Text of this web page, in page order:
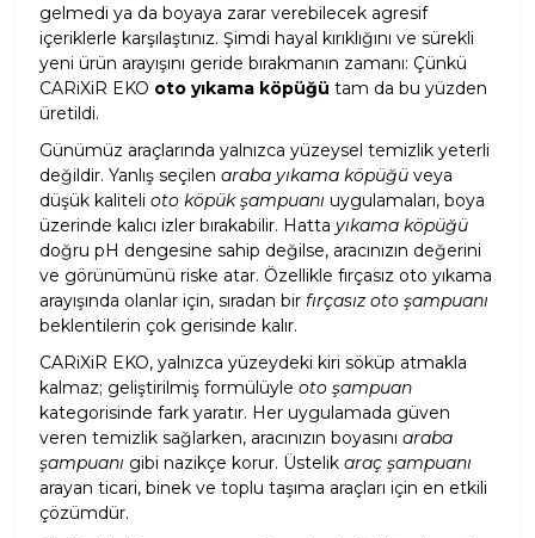
gelmedi ya da boyaya zarar verebilecek agresif
içeriklerle karşılaştınız. Şimdi hayal kırıklığını ve sürekli
yeni ürün arayışını geride bırakmanın zamanı: Çünkü
CARiXiR EKO oto yıkama köpüğü tam da bu yüzden
üretildi.
Günümüz araçlarında yalnızca yüzeysel temizlik yeterli
değildir. Yanlış seçilen araba yıkama köpüğü veya
düşük kaliteli oto köpük şampuanı uygulamaları, boya
üzerinde kalıcı izler bırakabilir. Hatta yıkama köpüğü
doğru pH dengesine sahip değilse, aracınızın değerini
ve görünümünü riske atar. Özellikle fırçasız oto yıkama
arayışında olanlar için, sıradan bir fırçasız oto şampuanı
beklentilerin çok gerisinde kalır.
CARiXiR EKO, yalnızca yüzeydeki kiri söküp atmakla
kalmaz; geliştirilmiş formülüyle oto şampuan
kategorisinde fark yaratır. Her uygulamada güven
veren temizlik sağlarken, aracınızın boyasını araba
şampuanı gibi nazikçe korur. Üstelik araç şampuanı
arayan ticari, binek ve toplu taşıma araçları için en etkili
çözümdür.